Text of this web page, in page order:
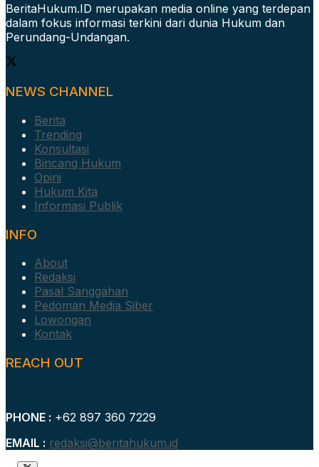
BeritaHukum.ID merupakan media online yang terdepan
dalam fokus informasi terkini dari dunia Hukum dan
Perundang-Undangan.
NEWS CHANNEL
Berita
Trending
Konsultasi
Bincang Hukum
Opini
Hukum Kita
Informasi Publik
INFO
About
Redaksi
Pasal Sanggahan
Pedoman Media Siber
Lowongan
Kontak
REACH OUT
PHONE : +62 897 360 7229
EMAIL : redaksi@beritahukum.id